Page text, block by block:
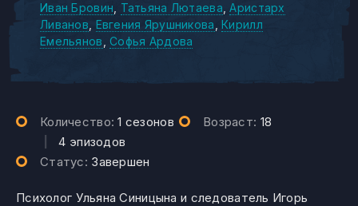
Иван Бровин
Татьяна Лютаева Аристарх
Ливанов Евгения Ярушникова Кирилл
Емельянов Софья Ардова
Количество:1 сезонов
|4 эпизодов
Возраст: 18
Статус: Завершен
Психолог Ульяна Синицына и следователь Игорь